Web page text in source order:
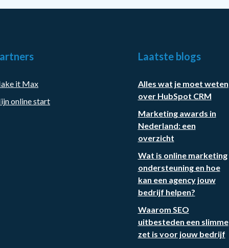
it Max
online start
Laatste blogs
Alles wat je moet weten
over HubSpot CRM
Marketing awards in
Nederland: een
overzicht
Wat is online marketing
ondersteuning en hoe
kan een agency jouw
bedrijf helpen?
Waarom SEO
uitbesteden een slimme
zet is voor jouw bedrijf